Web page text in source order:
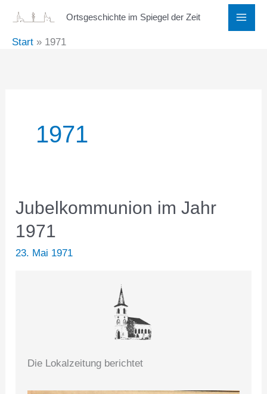
springen
Ortsgeschichte im Spiegel der Zeit
Start 1971
1971
Jubelkommunion im Jahr
1971
23. Mai 1971
Die Lokalzeitung berichtet